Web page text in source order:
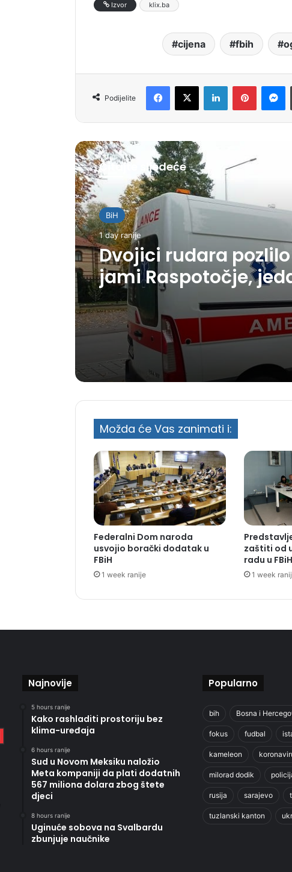
Izvor klix.ba
cijena fbih
Podijelite
Čitajte sljedeće
BiH
1 day ranije
Dvojici rudara
jami Raspotočje,
prebačen u bolnicu
Možda će Vas zanimati i:
Federalni Dom naroda
usvojio borački dodatak u
FBiH
1 week ranije
zaštiti od
radu u FBiH
1 week
Najnovije
5 hours ranije
Kako rashladiti prostoriju bez
klima-uređaja
6 hours ranije
Sud u Novom Meksiku naložio
Meta kompaniji da plati dodatnih
567 miliona dolara zbog štete
djeci
8 hours ranije
Uginuće sobova na Svalbardu
zbunjuje naučnike
Popularno
bih Bosna i
fokus fudbal
kameleon
milorad dodik
rusija sarajevo
tuzlanski kanton